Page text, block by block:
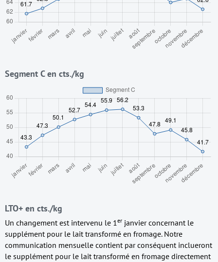
Segment C en cts./kg
LTO+ en cts./kg
Un changement est intervenu le 1er janvier concernant le
supplément pour le lait transformé en fromage. Notre
communication mensuelle contient par conséquent inclueront
le supplément pour le lait transformé en fromage directement